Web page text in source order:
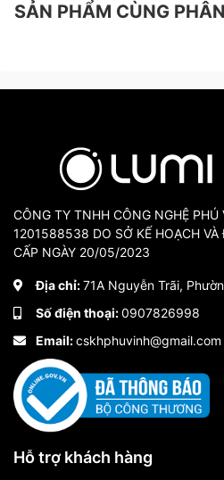
SẢN PHẨM CÙNG
CÔNG TY TNHH CÔNG NGHỆ PHÚ
1201588538 DO SỞ KẾ HOẠCH
CẤP NGÀY 20/05/2023
Địa chỉ:71A Nguyễn Trãi,
Số điện thoại:0907826998
Email:cskhphuvinh@gmail.com
Hỗ trợ khách hàng